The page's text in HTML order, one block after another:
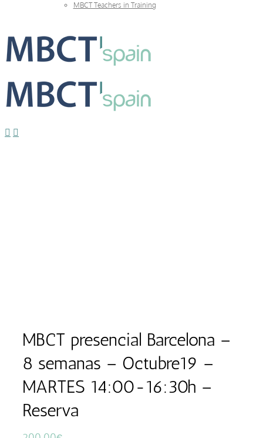
MBCT Teachers in Training
MBCT presencial Barcelona –
8 semanas – Octubre19 –
MARTES 14:00-16:30h –
Reserva